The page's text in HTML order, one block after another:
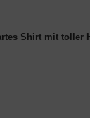
Shirt mit toller